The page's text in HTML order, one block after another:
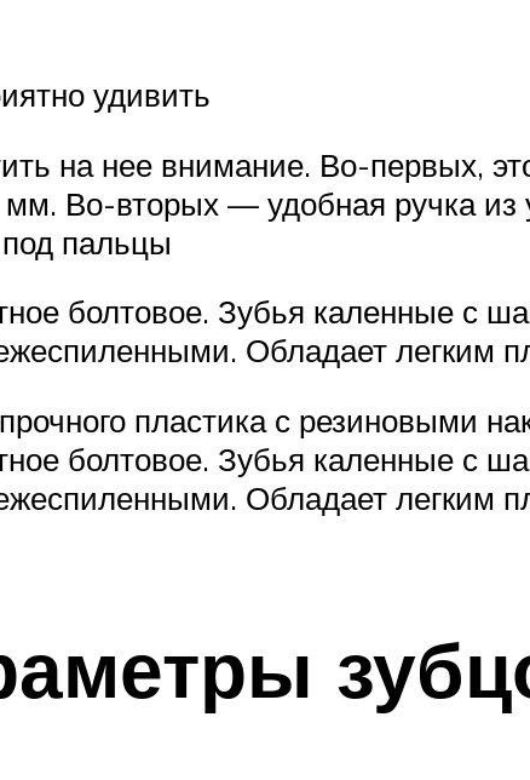
удивить
на нее внимание. Во-первых,
Во-вторых — удобная ручка из
пальцы
болтовое. Зубья каленные с
Обладает легким
пластика с резиновыми
болтовое. Зубья каленные с
Обладает легким